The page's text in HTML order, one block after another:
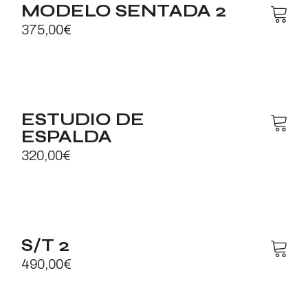
MODELO SENTADA 2
375,00€
ESTUDIO DE
ESPALDA
320,00€
S/T 2
490,00€